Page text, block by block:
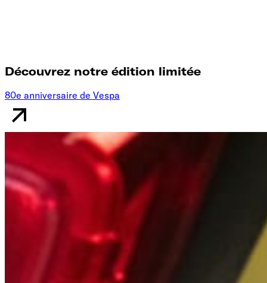
Découvrez notre édition limitée
80e anniversaire de Vespa